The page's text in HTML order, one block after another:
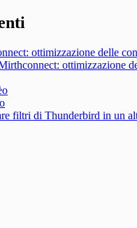
ottimizzazione delle
ottimizzazione
filtri di Thunderbird in un